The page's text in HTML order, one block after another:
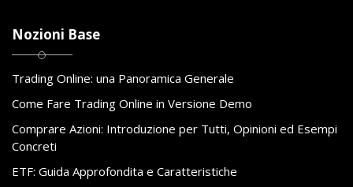
Nozioni Base
Trading Online: una Panoramica Generale
Come Fare Trading Online in Versione Demo
Comprare Azioni: Introduzione per Tutti, Opinioni ed Esempi
Concreti
ETF: Guida Approfondita e Caratteristiche